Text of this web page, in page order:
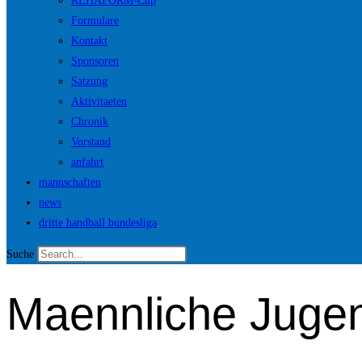
Formulare
Kontakt
Sponsoren
Satzung
Aktivitaeten
Chronik
Vorstand
anfahrt
mannschaften
news
dritte handball bundesliga
Suche
Maennliche